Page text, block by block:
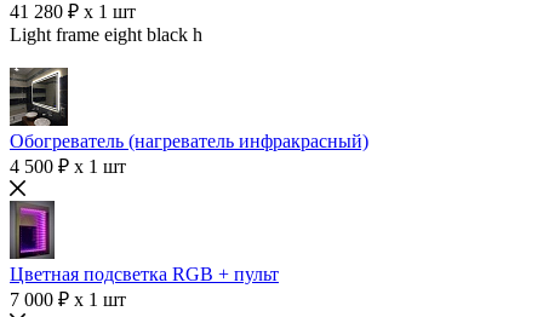
41 280 ₽ x 1 шт
Light frame eight black h
Обогреватель (нагреватель инфракрасный)
4 500 ₽ x 1 шт
Цветная подсветка RGB + пульт
7 000 ₽ x 1 шт